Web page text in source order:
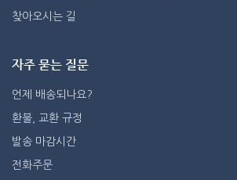
찾아오시는 길
자주 묻는 질문
언제 배송되나요?
환불, 교환 규정
발송 마감시간
전화주문